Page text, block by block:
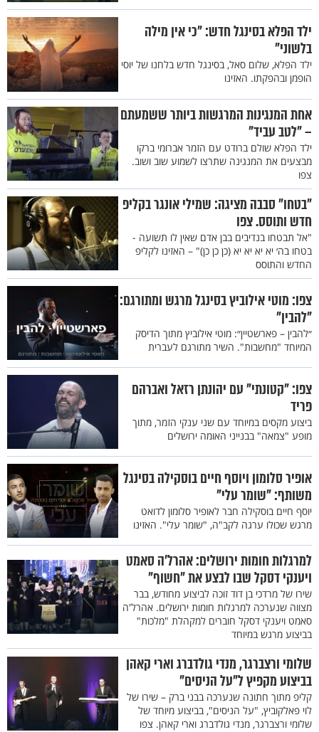
ילד הפלא בסינגל חדש: "כי אין מילה
בלשוני"
ילד הפלא, שלום סאל, בסינגל חדש בלחנו של יוסי
הופמן ובהפקתו. האזינו
אחת המנגינות המרגשות ביותר ששמעתם
– "לטב עביד"
ילד הפלא שולם ברודט עם הזמר אברומי ברקו
מבצעים את המנגינה שתרצו לשמוע שוב ושוב.
צפו
״בטחו״ סבבה מציגה: שמילי אונגר בקליפ
חדש ותוסס. צפו
"אל תבטחו בנדיבים בבן אדם שאין לו תשועה -
בטחו בה׳ יא יא יא יא (כן כן כן)" – האזינו לקליפ
החדש והתוסס
צפו: מוטי אילוביץ בסינגל מרגש ומתורגם:
"להבין"
״להבין – פארשטיין״: מוטי אילוביץ מתוך הדיסק
המיוחד "מחשבות". השיר מתורגם לעברית
צפו: "קטונתי" עם יהונתן רזאל ואברהם
פריד
ביצוע מקסים במיוחד עם שני ענקי הזמר, מתוך
מופע "צמאה" בבנייני האומה ירושלים
אופיר סלומון ויוסף חיים בוסקילה בסינגל
משותף: "שומר עלי"
יוסף חיים בוסקילה חבר לאופיר סלומון לדואט
מרגש שכולו ערגה לקב"ה, "שומר עלי". האזינו
למרגלות חומות ירושלים: אהרל'ה סאמט
ויענקי דסקל שבו לבצע את "חשוף"
שירו של מרדכי בן דוד זוכה לביצוע מחודש, בבר
מצווה שנערכה למרגלות חומות ירושלים. אהרל'ה
סאמט ויענקי דסקל חוברים למקהלת "מלכות"
בביצוע מרגש במיוחד
שלומי ורצברגר, מנדי גולדברג וארי קאהן
בביצוע מקפיץ ל"על הניסים"
קליפ מתוך חתונה שנערכה בבני ברק – שירו של
לוי פאלקוביץ, "על הניסים", בביצוע מיוחד של
שלומי ורצברגר, מנדי גולדברג וארי קאהן. צפו